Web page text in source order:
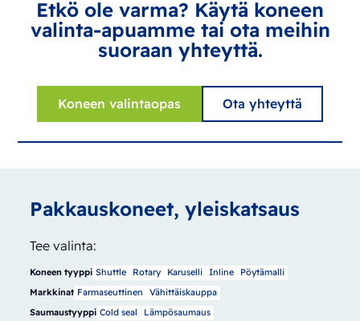
Etkö ole varma? Käytä koneen
valinta-apuamme tai ota meihin
suoraan yhteyttä.
Koneen valintaopas Ota yhteyttä
Pakkauskoneet, yleiskatsaus
Tee valinta:
Koneen tyyppi Shuttle Rotary Karuselli Inline
Pöytämalli
Markkinat Farmaseuttinen
Vähittäiskauppa
Saumaustyyppi Cold seal
Lämpösaumaus